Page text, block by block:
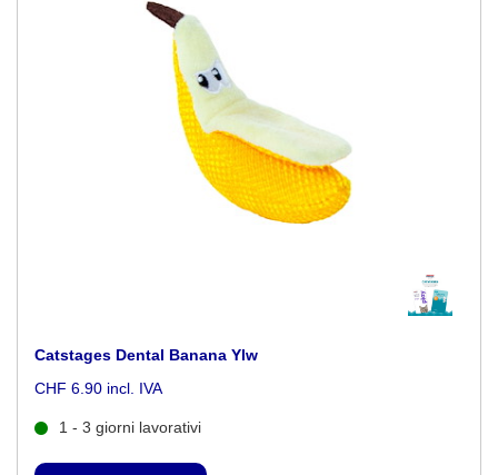
Catstages Dental Banana Ylw
CHF 6.90 incl. IVA
1 - 3 giorni lavorativi